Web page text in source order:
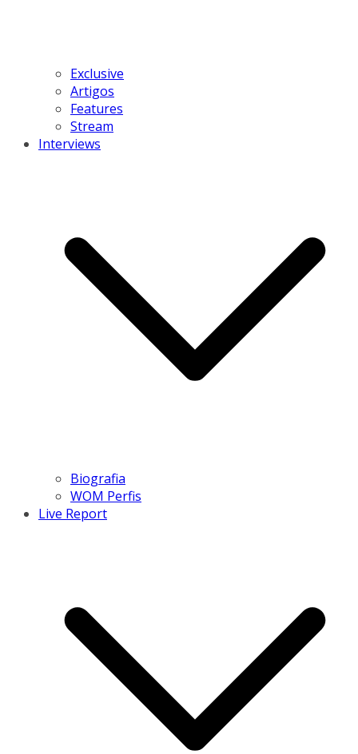
Exclusive
Artigos
Features
Stream
Interviews
Biografia
WOM Perfis
Live Report